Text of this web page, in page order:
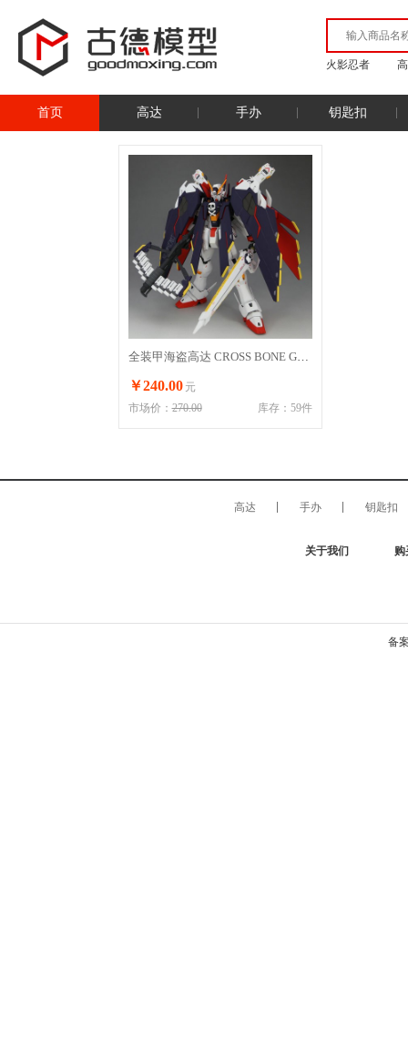
火影忍者
首页 高达 手办 钥匙扣
全装甲海盗高达 CROSS BONE Gundam FULL CLOTH
￥240.00 元
库存：59件
市场价：270.00
高达 手办 钥匙扣
关于我们 购
备